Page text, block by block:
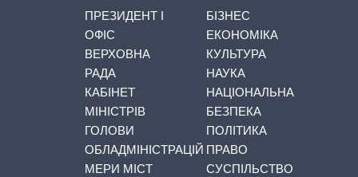
ПРЕЗИДЕНТ І
ОФІС
ВЕРХОВНА
РАДА
КАБІНЕТ
МІНІСТРІВ
ГОЛОВИ
ОБЛАДМІНІСТРАЦІЙ
МЕРИ МІСТ
БІЗНЕС
ЕКОНОМІКА
КУЛЬТУРА
НАУКА
НАЦІОНАЛЬНА
БЕЗПЕКА
ПОЛІТИКА
ПРАВО
СУСПІЛЬСТВО